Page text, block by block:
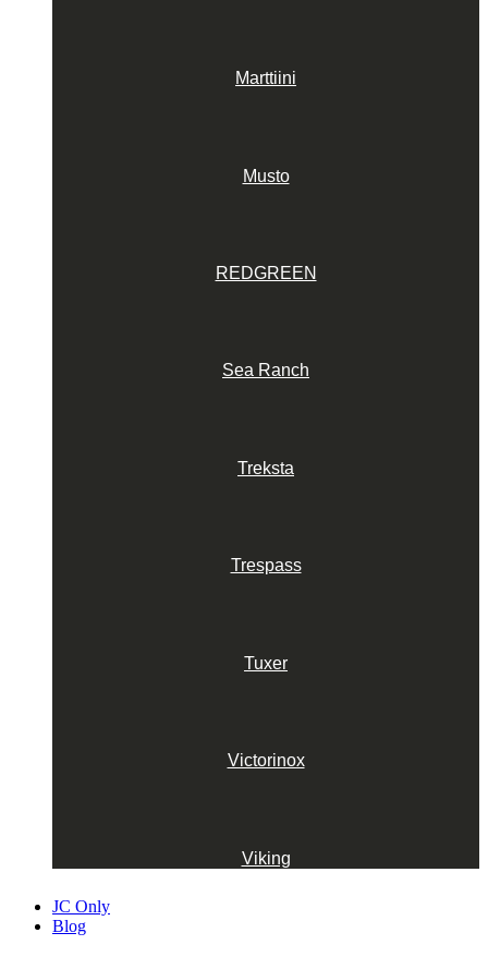
Marttiini
Musto
REDGREEN
Sea Ranch
Treksta
Trespass
Tuxer
Victorinox
Viking
JC Only
Blog